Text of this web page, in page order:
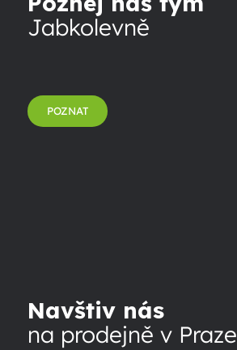
Jabkolevně
POZNAT
Navštiv nás
na prodejně v Praze